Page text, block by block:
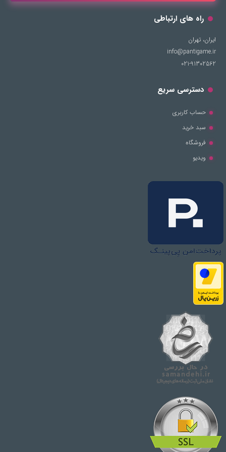
راه های ارتباطی
ایران، تهران
info@pantigame.ir
021-91302562
دسترسی سریع
حساب کاربری
سبد خرید
فروشگاه
ویدیو